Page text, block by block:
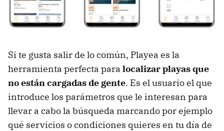
Si te gusta salir de lo común, Playea es la
herramienta perfecta para localizar playas que
no están cargadas de gente. Es el usuario el que
introduce los parámetros que le interesan para
llevar a cabo la búsqueda marcando por ejemplo
qué servicios o condiciones quieres en tu día de